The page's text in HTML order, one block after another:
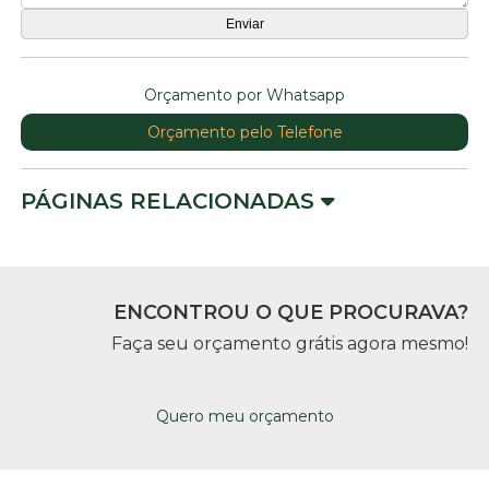
Orçamento por Whatsapp
Orçamento pelo Telefone
PÁGINAS RELACIONADAS
ENCONTROU O QUE PROCURAVA?
Faça seu orçamento grátis agora mesmo!
Quero meu orçamento